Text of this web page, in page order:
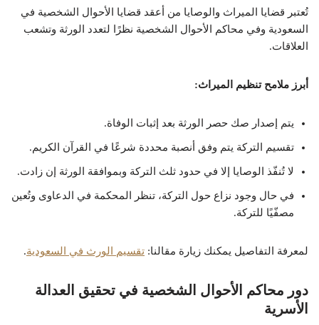
تُعتبر قضايا الميراث والوصايا من أعقد قضايا الأحوال الشخصية في
السعودية وفي محاكم الأحوال الشخصية نظرًا لتعدد الورثة وتشعب
العلاقات.
أبرز ملامح تنظيم الميراث:
يتم إصدار صك حصر الورثة بعد إثبات الوفاة.
تقسيم التركة يتم وفق أنصبة محددة شرعًا في القرآن الكريم.
لا تُنفّذ الوصايا إلا في حدود ثلث التركة وبموافقة الورثة إن زادت.
في حال وجود نزاع حول التركة، تنظر المحكمة في الدعاوى وتُعين
مصفّيًا للتركة.
لمعرفة التفاصيل يمكنك زيارة مقالنا: تقسيم الورث في السعودية.
دور محاكم الأحوال الشخصية في تحقيق العدالة
الأسرية